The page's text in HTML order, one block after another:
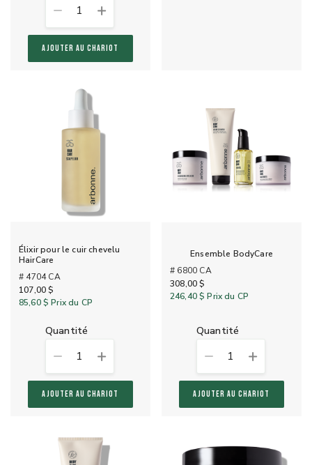
1
AJOUTER AU CHARIOT
Élixir pour le cuir chevelu
HairCare
# 4704 CA
107,00 $
85,60 $ Prix du CP
quantité
1
AJOUTER AU CHARIOT
Ensemble BodyCare
# 6800 CA
308,00 $
246,40 $ Prix du CP
quantité
1
AJOUTER AU CHARIOT